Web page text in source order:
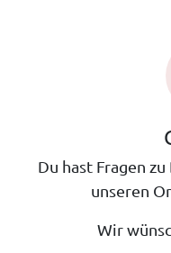
Du hast Fragen
unseren
Wir